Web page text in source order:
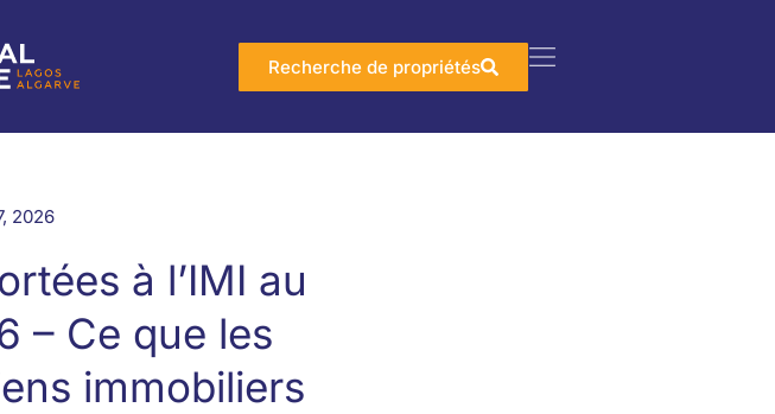
Recherche de propriétés
2026
à l’IMI au
– Ce que les
immobiliers